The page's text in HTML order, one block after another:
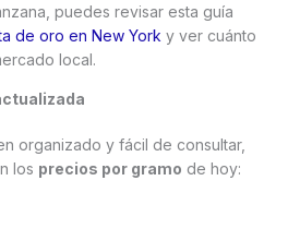
puedes revisar esta guía
de oro en New York y ver cuánto
local.
organizado y fácil de consultar,
los precios por gramo de hoy: